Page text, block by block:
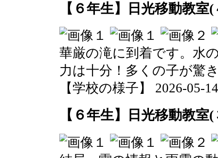
【６年生】日光移動教室(
華厳の滝に到着です。水
力は十分！多くの子が驚
【学校の様子】 2026-05-
【６年生】日光移動教室(